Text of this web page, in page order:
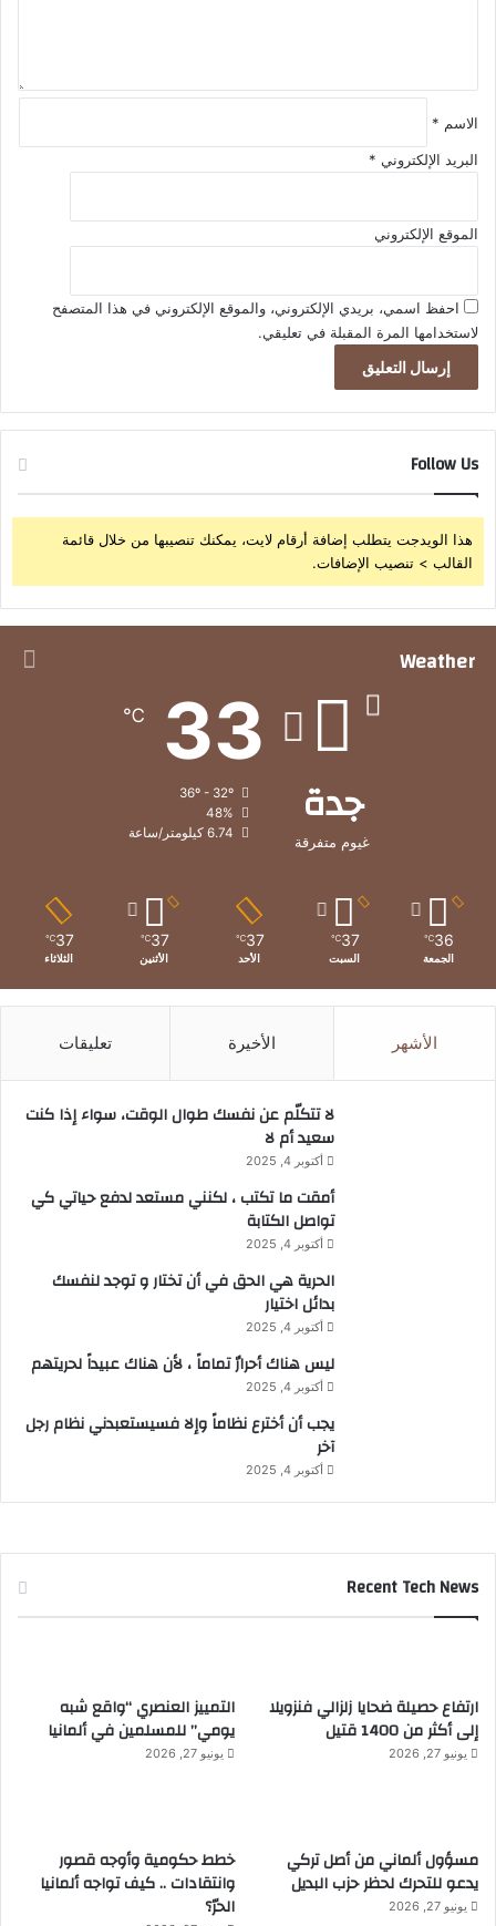
م
W
/
الاسم *
البريد الإلكتروني *
الموقع الإلكتروني
احفظ اسمي، بريدي الإلكتروني، والموقع الإلكتروني في هذا المتصفح
لاستخدامها المرة المقبلة في تعليقي.
Follow Us
هذا الويدجت يتطلب إضافة أرقام لايت، يمكنك تنصيبها من خلال قائمة
القالب > تنصيب الإضافات.
Weather
جدة
غيوم متفرقة
33
℃
36º - 32º
48%
6.74 كيلومتر/ساعة
36
℃
الجمعة
37
℃
السبت
37
℃
الأحد
37
℃
الأثنين
37
℃
الثلاثاء
الأشهر الأخيرة تعليقات
لا تتكلّم عن نفسك طوال الوقت، سواء إذا كنت
سعيد أم لا
أكتوبر 4, 2025
أمقت ما تكتب ، لكنني مستعد لدفع حياتي كي
تواصل الكتابة
أكتوبر 4, 2025
الحرية هي الحق في أن تختار و توجد لنفسك
بدائل اختيار
أكتوبر 4, 2025
ليس هناك أحرارٌ تماماً ، لأن هناك عبيداً لحريتهم
أكتوبر 4, 2025
يجب أن أخترع نظاماً وإلا فسيستعبدني نظام رجل
آخر
أكتوبر 4, 2025
Recent Tech News
ارتفاع حصيلة ضحايا زلزالي فنزويلا
إلى أكثر من 1400 قتيل
يونيو 27, 2026
التمييز العنصري “واقع شبه
يومي” للمسلمين في ألمانيا
يونيو 27, 2026
مسؤول ألماني من أصل تركي
يدعو للتحرك لحظر حزب البديل
يونيو 27, 2026
خطط حكومية وأوجه قصور
وانتقادات .. كيف تواجه ألمانيا
الحرّ؟